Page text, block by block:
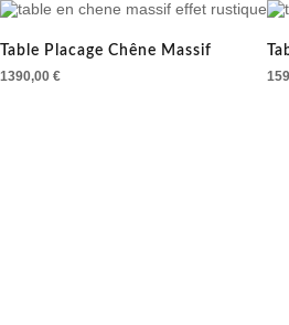
Table Placage Chêne Massif
1390,00 €